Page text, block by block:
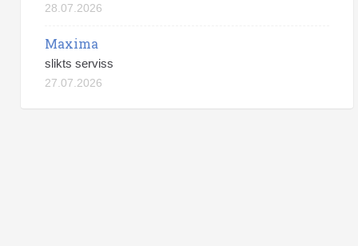
28.07.2026
Maxima
slikts serviss
27.07.2026